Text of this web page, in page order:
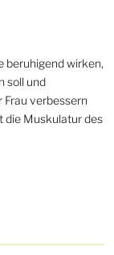
beruhigend wirken,
soll und
Frau verbessern
die Muskulatur des